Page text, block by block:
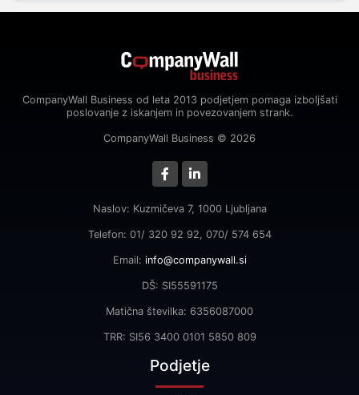
CompanyWall Business od leta 2013 podjetjem pomaga izboljšati
poslovanje z iskanjem in povezovanjem strank.
CompanyWall Business © 2026
Naslov: Kuzmičeva 7, 1000 Ljubljana
Telefon: 01/ 320 92 92, 070/ 574 654
Email: info@companywall.si
DŠ: SI55591175
Matična številka: 6356087000
TRR: SI56 3400 0101 5850 809
Podjetje